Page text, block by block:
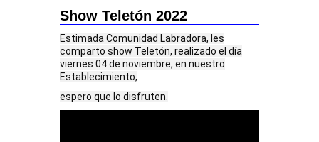
Show Teletón 2022
Estimada Comunidad Labradora, les
comparto show Teletón, realizado el día
viernes 04 de noviembre, en nuestro
Establecimiento,
espero que lo disfruten.